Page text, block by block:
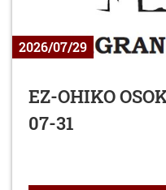
2026/07/29
EZ-OHIKO
07-31